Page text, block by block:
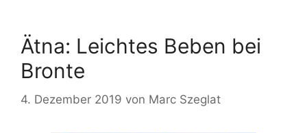
Ätna: Leichtes Beben bei
Bronte
4. Dezember 2019 von Marc Szeglat